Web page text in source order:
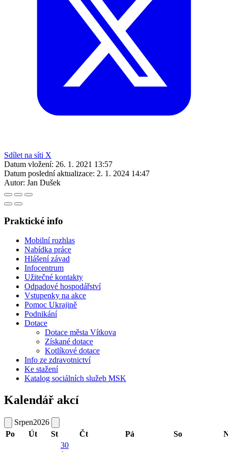
Sdílet na síti X
Datum vložení: 26. 1. 2021 13:57
Datum poslední aktualizace: 2. 1. 2024 14:47
Autor: Jan Dušek
Praktické info
Mobilní rozhlas
Nabídka práce
Hlášení závad
Infocentrum
Užitečné kontakty
Odpadové hospodářství
Vstupenky na akce
Pomoc Ukrajině
Podnikání
Dotace
Dotace města Vítkova
Získané dotace
Kotlíkové dotace
Info ze zdravotnictví
Ke stažení
Katalog sociálních služeb MSK
Kalendář akcí
Srpen2026
Po
Út St Čt Pá So
30